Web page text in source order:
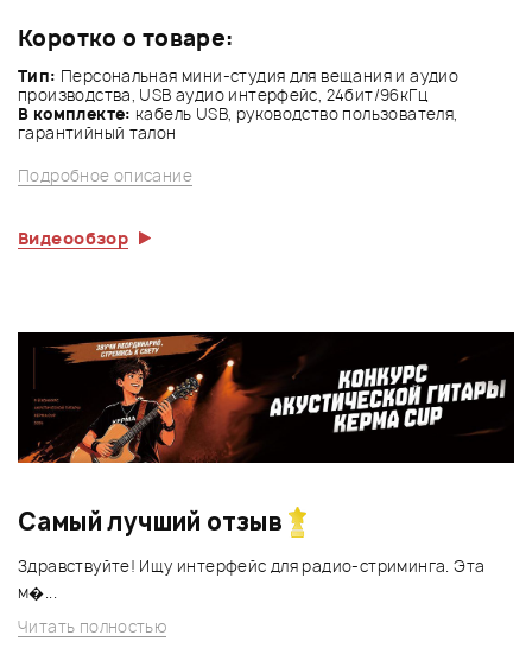
Коротко о товаре:
Тип: Персональная мини-студия для вещания и аудио
производства, USB аудио интерфейс, 24бит/96кГц
В комплекте: кабель USB, руководство пользователя,
гарантийный талон
Подробное описание
Видеообзор
Самый лучший отзыв
Здравствуйте! Ищу интерфейс для радио-стриминга. Эта
м�...
Читать полностью